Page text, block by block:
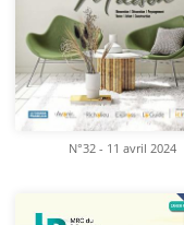
N°32 - 11 avril 2024